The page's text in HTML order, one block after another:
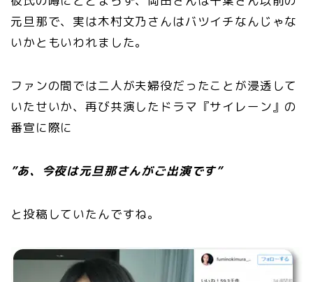
元旦那で、実は木村文乃さんはバツイチなんじゃな
いかともいわれました。
ファンの間では二人が夫婦役だったことが浸透して
いたせいか、再び共演したドラマ『サイレーン』の
番宣に際に
”あ、今夜は元旦那さんがご出演です”
と投稿していたんですね。